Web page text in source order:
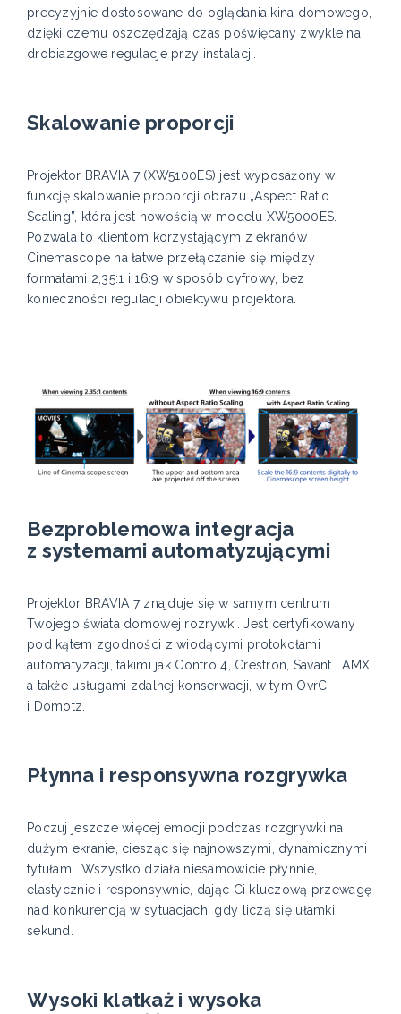
precyzyjnie dostosowane do oglądania kina domowego,
dzięki czemu oszczędzają czas poświęcany zwykle na
drobiazgowe regulacje przy instalacji.
Skalowanie proporcji
Projektor BRAVIA 7 (XW5100ES) jest wyposażony w
funkcję skalowanie proporcji obrazu „Aspect Ratio
Scaling”, która jest nowością w modelu XW5000ES.
Pozwala to klientom korzystającym z ekranów
Cinemascope na łatwe przełączanie się między
formatami 2,35:1 i 16:9 w sposób cyfrowy, bez
konieczności regulacji obiektywu projektora.
Bezproblemowa integracja
z systemami automatyzującymi
Projektor BRAVIA 7 znajduje się w samym centrum
Twojego świata domowej rozrywki. Jest certyfikowany
pod kątem zgodności z wiodącymi protokołami
automatyzacji, takimi jak Control4, Crestron, Savant i AMX,
a także usługami zdalnej konserwacji, w tym OvrC
i Domotz.
Płynna i responsywna rozgrywka
Poczuj jeszcze więcej emocji podczas rozgrywki na
dużym ekranie, ciesząc się najnowszymi, dynamicznymi
tytułami. Wszystko działa niesamowicie płynnie,
elastycznie i responsywnie, dając Ci kluczową przewagę
nad konkurencją w sytuacjach, gdy liczą się ułamki
sekund.
Wysoki klatkaż i wysoka